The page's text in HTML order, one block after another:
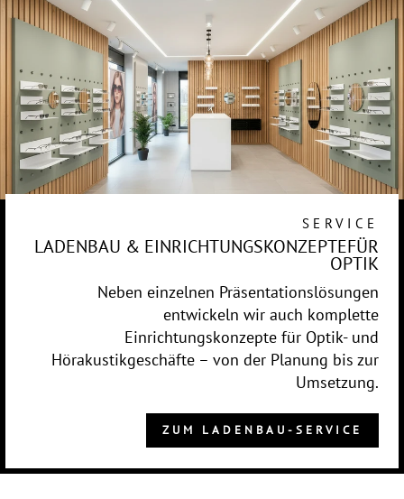
SERVICE
LADENBAU & EINRICHTUNGSKONZEPTEFÜR
OPTIK
Neben einzelnen Präsentationslösungen
entwickeln wir auch komplette
Einrichtungskonzepte für Optik- und
Hörakustikgeschäfte – von der Planung bis zur
Umsetzung.
ZUM LADENBAU-SERVICE